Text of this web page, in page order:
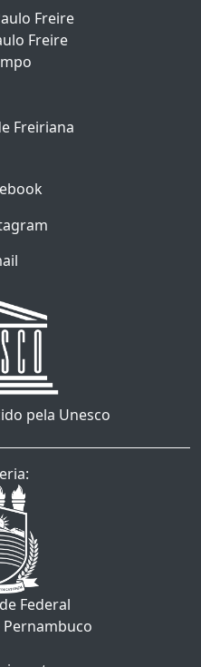
Freire
Freire
Freiriana
pela Unesco
Federal